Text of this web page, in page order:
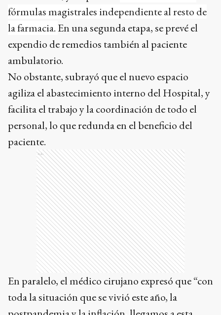
fórmulas magistrales independiente al resto de
la farmacia.En una segunda etapa, se prevé el
expendio de remedios también al paciente
ambulatorio.
No obstante, subrayó que el nuevo espacio
agiliza el abastecimiento interno del Hospital, y
facilita el trabajo y la coordinación de todo el
personal, lo que redunda en el beneficio del
paciente.
Ads
En paralelo, el médico cirujano expresó que “con
toda la situación que se vivió este año, la